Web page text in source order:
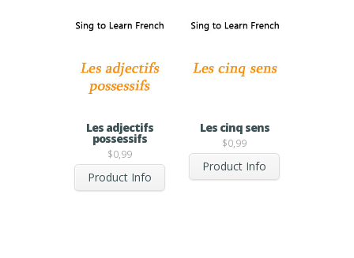
Les adjectifs
possessifs
$0,99
Product Info
Les cinq sens
$0,99
Product Info